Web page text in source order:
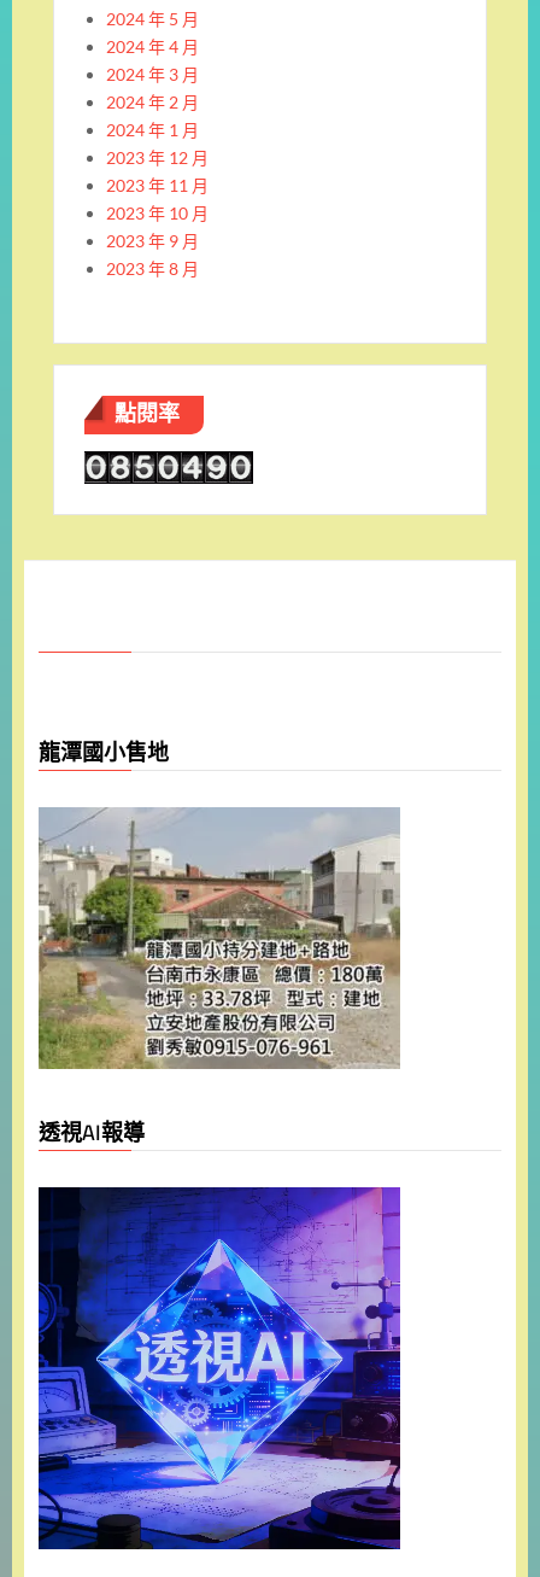
2024 年 5 月
2024 年 4 月
2024 年 3 月
2024 年 2 月
2024 年 1 月
2023 年 12 月
2023 年 11 月
2023 年 10 月
2023 年 9 月
2023 年 8 月
點閱率
龍潭國小售地
透視AI報導